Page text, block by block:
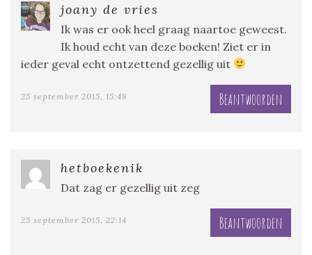
joany de vries
Ik was er ook heel graag naartoe geweest.
Ik houd echt van deze boeken! Ziet er in
ieder geval echt ontzettend gezellig uit
25 september 2015, 15:48 Beantwoorden
hetboekenik
Dat zag er gezellig uit zeg
25 september 2015, 22:14 Beantwoorden